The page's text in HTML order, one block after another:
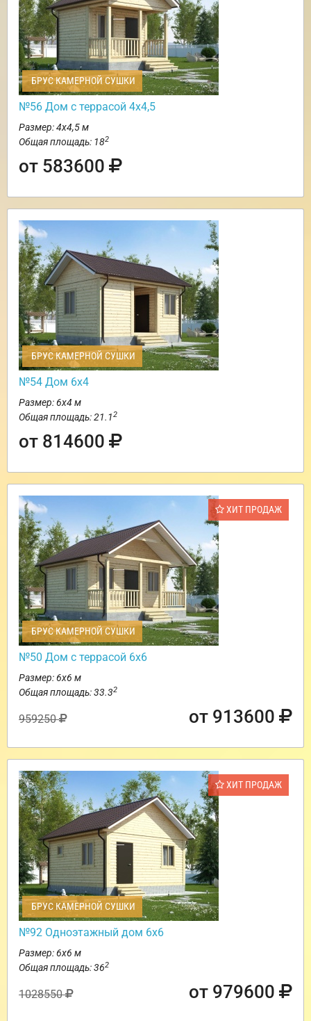
БРУС КАМЕРНОЙ СУШКИ
№56 Дом с террасой 4х4,5
Размер: 4х4,5 м
Общая площадь: 182
от 583600
БРУС КАМЕРНОЙ СУШКИ
№54 Дом 6х4
Размер: 6х4 м
Общая площадь: 21.12
от 814600
ХИТ ПРОДАЖ
БРУС КАМЕРНОЙ СУШКИ
№50 Дом с террасой 6х6
Размер: 6х6 м
Общая площадь: 33.32
959250 от 913600
ХИТ ПРОДАЖ
БРУС КАМЕРНОЙ СУШКИ
№92 Одноэтажный дом 6х6
Размер: 6х6 м
Общая площадь: 362
1028550 от 979600